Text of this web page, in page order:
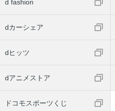
d fashion
dカーシェア
dヒッツ
dアニメストア
ドコモスポーツくじ